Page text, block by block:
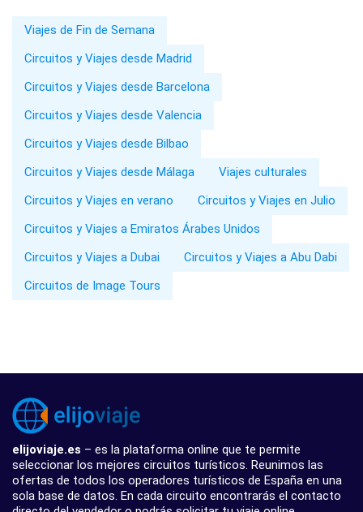
Viajes de Fin de Semana
Circuitos y Viajes desde Madrid
Circuitos y Viajes desde Barcelona
Circuitos y Viajes desde Valencia
Circuitos y Viajes desde Bilbao
Circuitos y Viajes desde Málaga
Viajes culturales
Circuitos y Viajes en verano
Circuitos y Viajes en Julio
Circuitos y Viajes a Emiratos Árabes Unidos
Circuitos y Viajes a Dubai
Circuitos y Viajes a Abu Dabi
Circuitos de Image Tours
elijoviaje.es – es la plataforma online que te permite
seleccionar los mejores circuitos turísticos. Reunimos las
ofertas de todos los operadores turísticos de España en una
sola base de datos. En cada circuito encontrarás el contacto